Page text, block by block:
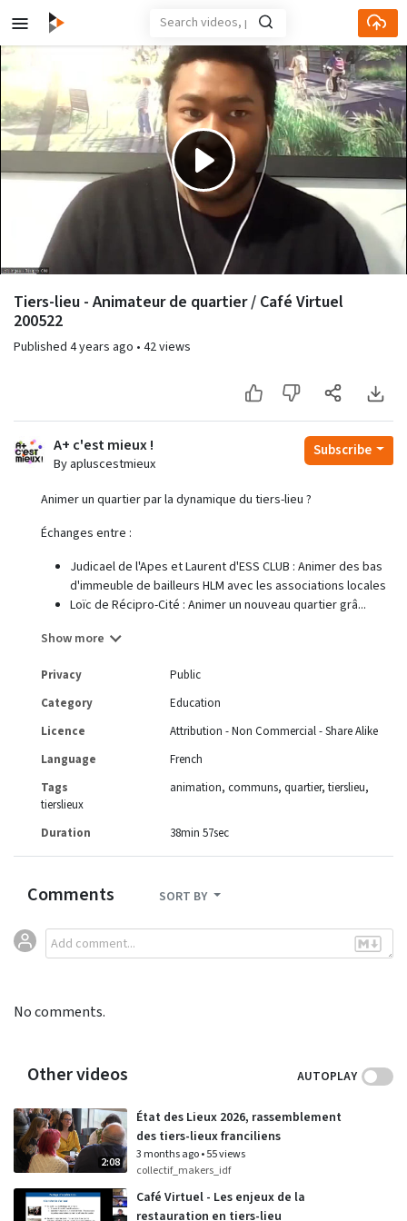
Play
Video
Tiers-lieu - Animateur de quartier / Café Virtuel
200522
Published 4 years ago • 42 views
A+ c'est mieux !
By apluscestmieux
Subscribe
Animer un quartier par la dynamique du tiers-lieu ?
Échanges entre :
Judicael de l'Apes et Laurent d'ESS CLUB : Animer des bas
d'immeuble de bailleurs HLM avec les associations locales
Loïc de Récipro-Cité : Animer un nouveau quartier grâ...
Show more
Privacy
Public
Category
Education
Licence
Attribution - Non Commercial - Share Alike
Language
French
Tags
animation communs quartier tierslieu
tierslieux
Duration
38min 57sec
Comments SORT BY
No comments.
Other videos AUTOPLAY
2:08
État des Lieux 2026, rassemblement
des tiers-lieux franciliens
3 months ago•55 views
collectif_makers_idf
Café Virtuel - Les enjeux de la
restauration en tiers-lieu